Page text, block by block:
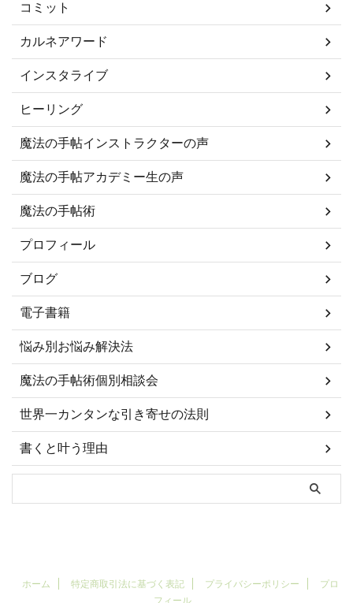
コミット
カルネアワード
インスタライブ
ヒーリング
魔法の手帖インストラクターの声
魔法の手帖アカデミー生の声
魔法の手帖術
プロフィール
ブログ
電子書籍
悩み別お悩み解決法
魔法の手帖術個別相談会
世界一カンタンな引き寄せの法則
書くと叶う理由
ホーム 特定商取引法に基づく表記 プライバシーポリシー
プロ
フィール